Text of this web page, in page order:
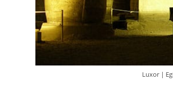
Luxor |